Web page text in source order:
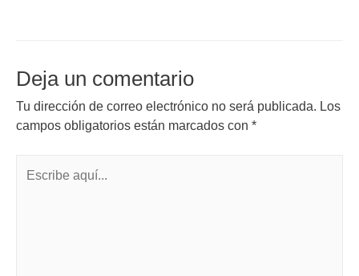
Deja un comentario
Tu dirección de correo electrónico no será publicada. Los
campos obligatorios están marcados con *